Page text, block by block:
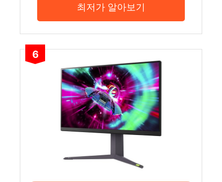
최저가 알아보기
6